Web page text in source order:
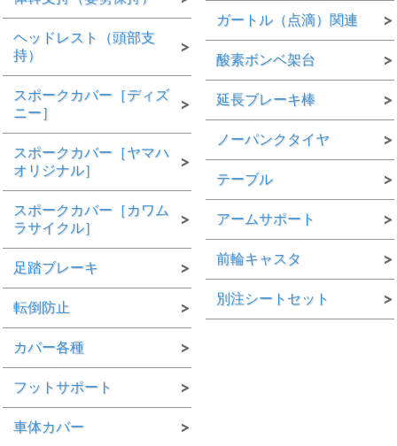
ヘッドレスト（頭部支
持）
スポークカバー［ディズ
ニー］
スポークカバー［ヤマハ
オリジナル］
スポークカバー［カワム
ラサイクル］
足踏ブレーキ
転倒防止
カバー各種
フットサポート
車体カバー
ガートル（点滴）関連
酸素ボンベ架台
延長ブレーキ棒
ノーパンクタイヤ
テーブル
アームサポート
前輪キャスタ
別注シートセット